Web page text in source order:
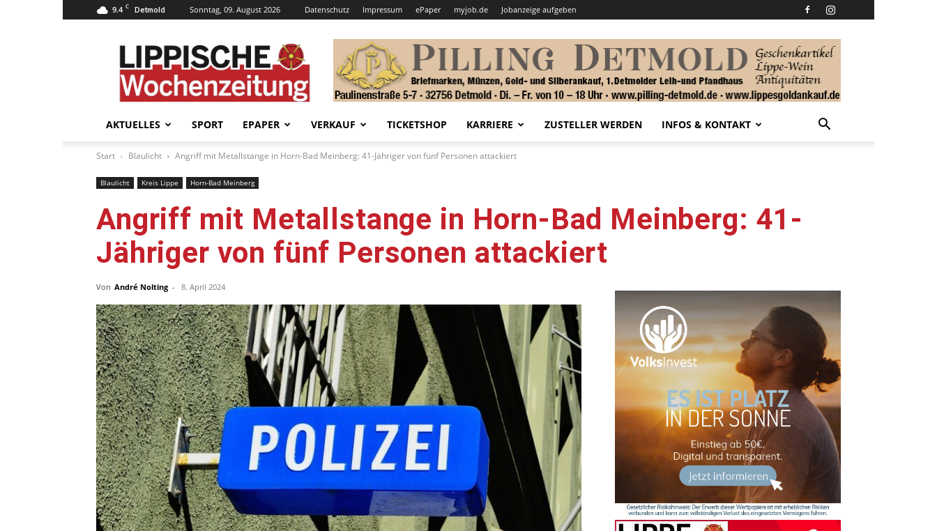
9.4 C Detmold Sonntag, 09. August 2026 Datenschutz Impressum ePaper myjob.de Jobanzeige aufgeben
Lippische
Wochenzeitung
–
LWZ24.de
AKTUELLES SPORT EPAPER VERKAUF TICKETSHOP KARRIERE ZUSTELLER WERDEN INFOS & KONTAKT
Start Blaulicht Angriff mit Metallstange in Horn-Bad Meinberg: 41-Jähriger von fünf Personen attackiert
Blaulicht Kreis Lippe Horn-Bad Meinberg
Angriff mit Metallstange in Horn-Bad Meinberg: 41-
Jähriger von fünf Personen attackiert
Von André Nolting - 8. April 2024